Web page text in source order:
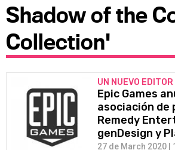
Shadow of the
Collection'
UN NUEVO EDITOR
Epic Games
asociación de
Remedy
genDesign y
27 de March 2020 |